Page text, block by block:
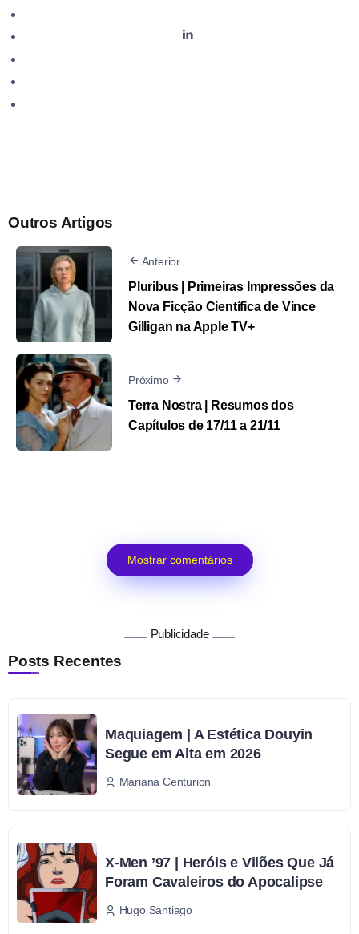
Outros Artigos
Anterior
Pluribus | Primeiras Impressões da
Nova Ficção Científica de Vince
Gilligan na Apple TV+
Próximo
Terra Nostra | Resumos dos
Capítulos de 17/11 a 21/11
Mostrar comentários
Publicidade
Posts Recentes
Maquiagem | A Estética Douyin
Segue em Alta em 2026
Mariana Centurion
X-Men ’97 | Heróis e Vilões Que Já
Foram Cavaleiros do Apocalipse
Hugo Santiago